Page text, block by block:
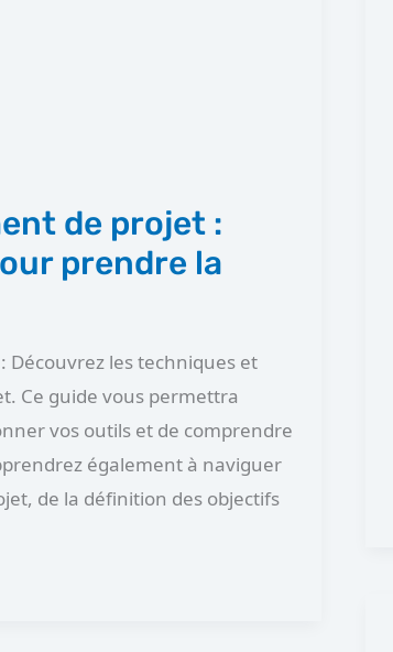
de projet :
prendre la
les techniques et
Ce guide vous permettra
vos outils et de comprendre
également à naviguer
de la définition des objectifs